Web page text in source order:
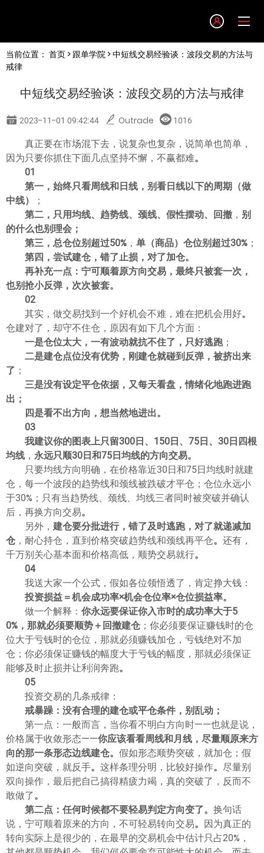
English
简体中文
한글
日本語
Tiếng việt
ไทย
当前位置： 首页> 跟单学院> 中短线交易经验谈：波段交易的方法与
戒律
中短线交易经验谈：波段交易的方法与戒律
2023-11-01 09:42:44 Outrade 1016
真正要在市场混下去，说复杂也复杂，说简单也简单，
因为只要你抓住下面几点坚持不懈，不赢都难。
01
第一，始终只看周线和日线，别看日线以下的周期（做
中线）
；
第二，只用均线、趋势线、颈线、假性摆动、回撤 ， 别
的什么也别理会；
第三，总仓位别超过50% ， 单（商品）仓位别超过30% ；
第四，尝试建仓，错了止损，对了加仓。
再补充一点：宁可顺着原方向交易，最终只被套一次，
也别抢小反弹，次次被套。
02
其实，做交易找到一个好机会不难，难在把机会用好。
仓建对了，却守不住仓，原因有如下几个方面：
一是仓位太大，一有波动就抗不住了，只好逃跑；
二是建仓点位没有优势，刚建仓就碰到反弹，被挤出来
了 ；
三是没有设定平仓依据，又每天看盘，情绪化地跑进跑
出；
四是看不出方向，想当然地进出。
03
我建议你的图表上只留300日、150日、75日、30日四根
均线 ， 永远只顺30日和75日均线的方向交易。
只要均线方向明确，在价格靠近30日和75日均线时就建
仓，每一个波段的趋势线和颈线被跌破才平仓；仓位永远小
于30%；只有当趋势线、颈线、均线三者同时被突破并确认
后，再换方向交易。
另外，建仓要分批进行，错了及时逃跑，对了就递减加
仓 ，耐心持仓，直到价格突破趋势线和颈线再平仓。 还有，
千万别关心基本面和价格高低，顺势交易就行。
04
我送大家一个公式，假如各位领悟透了，肯定挣大钱：
投资损益＝机会成功率×机会仓位率×仓位损益率。
做一个解释： 你永远要保证你入市时的成功率大于5
0%，那就必须要顺势＋回撤建仓 ；你必须要保证赚钱时的仓
位大于亏钱时的仓位，那就必须赚钱加仓，亏钱绝对不加
仓；你必须保证赚钱的幅度大于亏钱的幅度，那就必须保证
能够及时止损并让利润奔跑。
05
投资交易的几条戒律：
戒暴躁：没有合理的建仓或平仓条件，别乱动；
第一点：一般而言，当你看不明白方向时——也就是说，
价格属于收敛形态——你应该看看周线和月线， 尽量顺原来方
向的那一条形态边线建仓。 假如形态顺势突破，就加仓；假
如逆向突破，就反手。 这样条理分明，比较好操作。 尽量别
双向操作，最后把自己搞得精疲力竭，真的突破了，反而不
敢做了。
第二点：任何时候都不要轻易判定方向变了。 换句话
说，宁可顺着原来的方向，不可轻易转向交易。 因为真正的
转向实际上是很少的，在最早的交易机会中估计只占20%，